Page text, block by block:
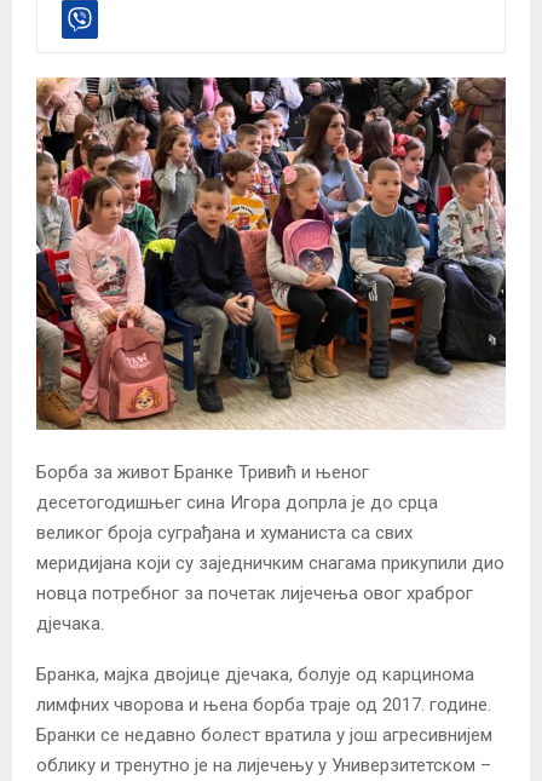
Борба за живот Бранке Тривић и њеног
десетогодишњег сина Игора допрла је до срца
великог броја суграђана и хуманиста са свих
меридијана који су заједничким снагама прикупили дио
новца потребног за почетак лијечења овог храброг
дјечака.
Бранка, мајка двојице дјечака, болује од карцинома
лимфних чворова и њена борба траје од 2017. године.
Бранки се недавно болест вратила у још агресивнијем
облику и тренутно је на лијечењу у Универзитетском –